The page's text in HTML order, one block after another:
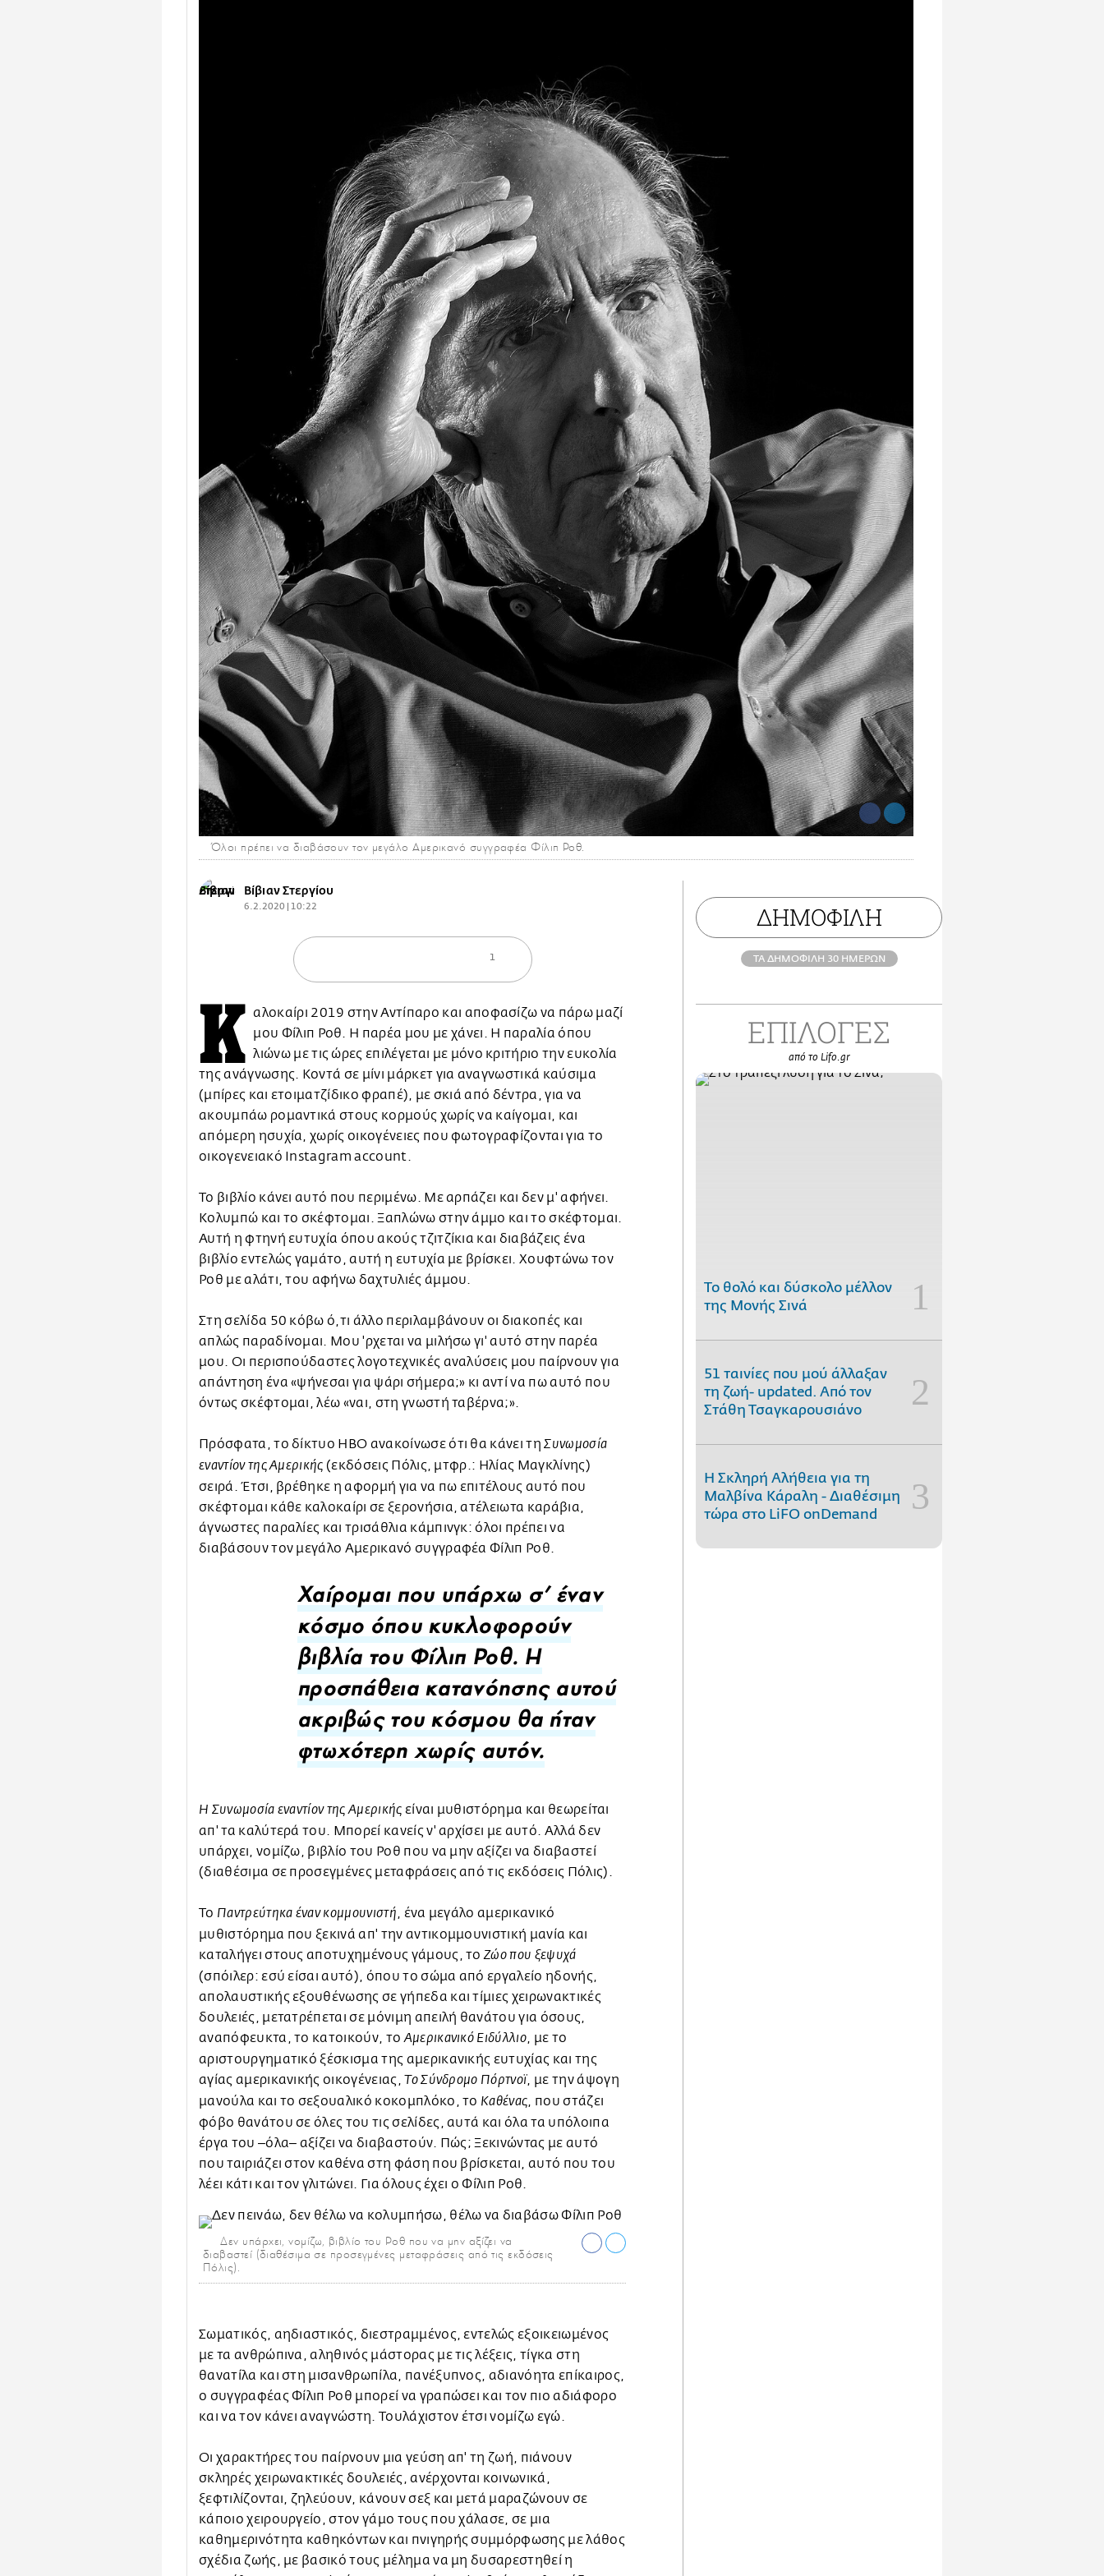
Όλοι πρέπει να διαβάσουν τον μεγάλο Αμερικανό συγγραφέα Φίλιπ Ροθ.
Βίβιαν Στεργίου
6.2.2020 | 10:22
1
Κ αλοκαίρι 2019 στην Αντίπαρο και αποφασίζω να πάρω μαζί
μου Φίλιπ Ροθ. Η παρέα μου με χάνει. Η παραλία όπου
λιώνω με τις ώρες επιλέγεται με μόνο κριτήριο την ευκολία
της ανάγνωσης. Κοντά σε μίνι μάρκετ για αναγνωστικά καύσιμα
(μπίρες και ετοιματζίδικο φραπέ), με σκιά από δέντρα, για να
ακουμπάω ρομαντικά στους κορμούς χωρίς να καίγομαι, και
απόμερη ησυχία, χωρίς οικογένειες που φωτογραφίζονται για το
οικογενειακό Ιnstagram account.
Το βιβλίο κάνει αυτό που περιμένω. Με αρπάζει και δεν μ' αφήνει.
Κολυμπώ και το σκέφτομαι. Ξαπλώνω στην άμμο και το σκέφτομαι.
Αυτή η φτηνή ευτυχία όπου ακούς τζιτζίκια και διαβάζεις ένα
βιβλίο εντελώς γαμάτο, αυτή η ευτυχία με βρίσκει. Χουφτώνω τον
Ροθ με αλάτι, του αφήνω δαχτυλιές άμμου.
Στη σελίδα 50 κόβω ό,τι άλλο περιλαμβάνουν οι διακοπές και
απλώς παραδίνομαι. Μου 'ρχεται να μιλήσω γι' αυτό στην παρέα
μου. Οι περισπούδαστες λογοτεχνικές αναλύσεις μου παίρνουν για
απάντηση ένα «ψήνεσαι για ψάρι σήμερα;» κι αντί να πω αυτό που
όντως σκέφτομαι, λέω «ναι, στη γνωστή ταβέρνα;».
Πρόσφατα, το δίκτυο HBO ανακοίνωσε ότι θα κάνει τηΣυνωμοσία
εναντίον της Αμερικής (εκδόσεις Πόλις, μτφρ.: Ηλίας Μαγκλίνης)
σειρά. Έτσι, βρέθηκε η αφορμή για να πω επιτέλους αυτό που
σκέφτομαι κάθε καλοκαίρι σε ξερονήσια, ατέλειωτα καράβια,
άγνωστες παραλίες και τρισάθλια κάμπινγκ: όλοι πρέπει να
διαβάσουν τον μεγάλο Αμερικανό συγγραφέα Φίλιπ Ροθ.
Χαίρομαι που υπάρχω σ' έναν
κόσμο όπου κυκλοφορούν
βιβλία του Φίλιπ Ροθ. Η
προσπάθεια κατανόησης αυτού
ακριβώς του κόσμου θα ήταν
φτωχότερη χωρίς αυτόν.
Η Συνωμοσία εναντίον της Αμερικής είναι μυθιστόρημα και θεωρείται
απ' τα καλύτερά του. Μπορεί κανείς ν' αρχίσει με αυτό. Αλλά δεν
υπάρχει, νομίζω, βιβλίο του Ρoθ που να μην αξίζει να διαβαστεί
(διαθέσιμα σε προσεγμένες μεταφράσεις από τις εκδόσεις Πόλις).
Το Παντρεύτηκα έναν κομμουνιστή, ένα μεγάλο αμερικανικό
μυθιστόρημα που ξεκινά απ' την αντικομμουνιστική μανία και
καταλήγει στους αποτυχημένους γάμους, τοΖώο που ξεψυχά
(σπόιλερ: εσύ είσαι αυτό), όπου το σώμα από εργαλείο ηδονής,
απολαυστικής εξουθένωσης σε γήπεδα και τίμιες χειρωνακτικές
δουλειές, μετατρέπεται σε μόνιμη απειλή θανάτου για όσους,
αναπόφευκτα, το κατοικούν, τοΑμερικανικό Ειδύλλιο, με το
αριστουργηματικό ξέσκισμα της αμερικανικής ευτυχίας και της
αγίας αμερικανικής οικογένειας,Το Σύνδρομο Πόρτνοϊ, με την άψογη
μανούλα και το σεξουαλικό κοκομπλόκο, το Καθένας, που στάζει
φόβο θανάτου σε όλες του τις σελίδες, αυτά και όλα τα υπόλοιπα
έργα του ‒όλα‒ αξίζει να διαβαστούν. Πώς; Ξεκινώντας με αυτό
που ταιριάζει στον καθένα στη φάση που βρίσκεται, αυτό που του
λέει κάτι και τον γλιτώνει. Για όλους έχει ο Φίλιπ Ροθ.
Δεν υπάρχει, νομίζω, βιβλίο του Ρoθ που να μην αξίζει να
διαβαστεί (διαθέσιμα σε προσεγμένες μεταφράσεις από τις εκδόσεις
Πόλις).
Σωματικός, αηδιαστικός, διεστραμμένος, εντελώς εξοικειωμένος
με τα ανθρώπινα, αληθινός μάστορας με τις λέξεις, τίγκα στη
θανατίλα και στη μισανθρωπίλα, πανέξυπνος, αδιανόητα επίκαιρος,
ο συγγραφέας Φίλιπ Ροθ μπορεί να γραπώσει και τον πιο αδιάφορο
και να τον κάνει αναγνώστη. Τουλάχιστον έτσι νομίζω εγώ.
Οι χαρακτήρες του παίρνουν μια γεύση απ' τη ζωή, πιάνουν
σκληρές χειρωνακτικές δουλειές, ανέρχονται κοινωνικά,
ξεφτιλίζονται, ζηλεύουν, κάνουν σεξ και μετά μαραζώνουν σε
κάποιο χειρουργείο, στον γάμο τους που χάλασε, σε μια
καθημερινότητα καθηκόντων και πνιγηρής συμμόρφωσης με λάθος
σχέδια ζωής, με βασικό τους μέλημα να μη δυσαρεστηθεί η
ΔΗΜΟΦΙΛΗ
ΤΑ ΔΗΜΟΦΙΛΗ 30 ΗΜΕΡΩΝ
ΕΠΙΛΟΓΕΣ
από το Lifo.gr
Το θολό και δύσκολο μέλλον
της Μονής Σινά
51 ταινίες που μού άλλαξαν
τη ζωή- updated. Aπό τον
Στάθη Τσαγκαρουσιάνο
Η Σκληρή Αλήθεια για τη
Μαλβίνα Κάραλη - Διαθέσιμη
τώρα στo LiFO onDemand